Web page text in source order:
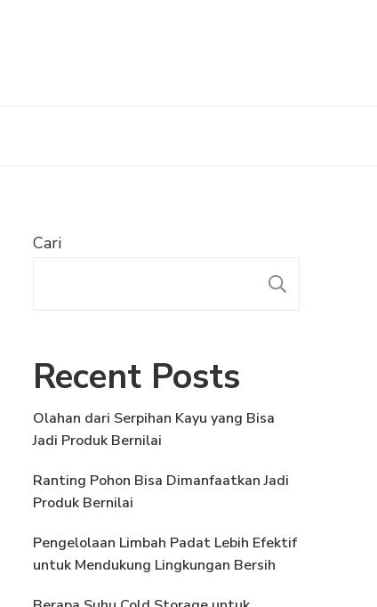
Cari
Recent Posts
Olahan dari Serpihan Kayu yang Bisa
Jadi Produk Bernilai
Ranting Pohon Bisa Dimanfaatkan Jadi
Produk Bernilai
Pengelolaan Limbah Padat Lebih Efektif
untuk Mendukung Lingkungan Bersih